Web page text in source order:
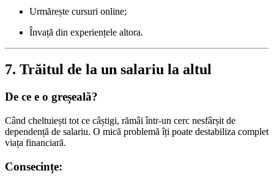
Urmărește cursuri online;
Învață din experiențele altora.
7. Trăitul de la un salariu la altul
De ce e o greșeală?
Când cheltuiești tot ce câștigi, rămâi într-un cerc nesfârșit de
dependență de salariu. O mică problemă îți poate destabiliza complet
viața financiară.
Consecințe: